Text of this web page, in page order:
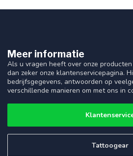
Meer informatie
Als u vragen heeft over onze
dan zeker onze klantenservicepagina.
bedrijfsgegevens, antwoorden op
verschillende manieren om met ons in
Tattoogear